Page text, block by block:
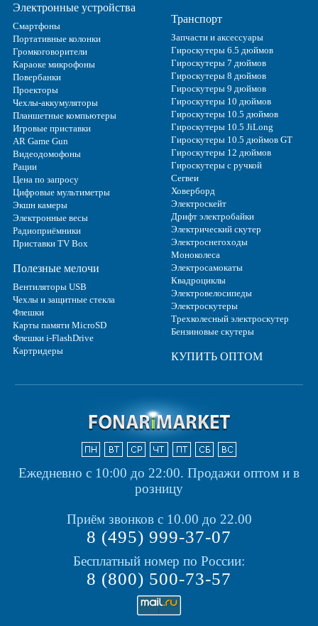
Электронные устройства
Смартфоны
Портативные колонки
Громкоговорители
Караоке микрофоны
Повербанки
Проекторы
Чехлы-аккумуляторы
Планшетные компьютеры
Игровые приставки
AR Game Gun
Видеодомофоны
Рации
Цена по запросу
Цифровые мультиметры
Экшн камеры
Электронные весы
Радиоприёмники
Приставки TV Box
Полезные мелочи
Вентиляторы USB
Чехлы и защитные стекла
Флешки
Карты памяти MicroSD
Флешки i-FlashDrive
Картридеры
Транспорт
Запчасти и аксессуары
Гироскутеры 6.5 дюймов
Гироскутеры 7 дюймов
Гироскутеры 8 дюймов
Гироскутеры 9 дюймов
Гироскутеры 10 дюймов
Гироскутеры 10.5 дюймов
Гироскутеры 10.5 JiLong
Гироскутеры 10.5 дюймов GT
Гироскутеры 12 дюймов
Гироскутеры с ручкой
Сегвеи
Ховерборд
Электроскейт
Дрифт электробайки
Электрический скутер
Электроснегоходы
Моноколеса
Электросамокаты
Квадроциклы
Электровелосипеды
Электроскутеры
Трехколесный электроскутер
Бензиновые скутеры
КУПИТЬ ОПТОМ
Ежедневно с 10:00 до 22:00. Продажи оптом и в
розницу
Приём звонков с 10.00 до 22.00
8 (495) 999-37-07
Бесплатный номер по России:
8 (800) 500-73-57